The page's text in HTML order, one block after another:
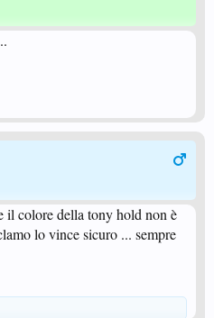
il colore della tony hold non è
lo vince sicuro ... sempre